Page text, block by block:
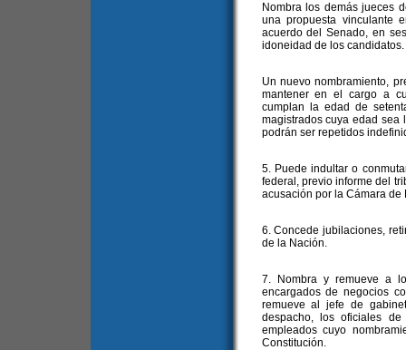
Nombra los demás jueces
una propuesta vinculante
acuerdo del Senado, en
idoneidad de los candidatos.
Un nuevo nombramiento,
mantener en el cargo a
cumplan la edad de
magistrados cuya edad
podrán ser repetidos
5. Puede indultar o
federal, previo informe del
acusación por la Cámara de
6. Concede jubilaciones,
de la Nación.
7. Nombra y remueve a
encargados de negocios
remueve al jefe de
despacho, los oficiales
empleados cuyo
Constitución.